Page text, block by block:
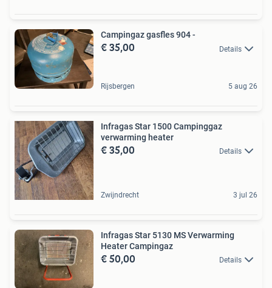
Campingaz gasfles 904 -
€ 35,00 Details
Rijsbergen 5 aug 26
Infragas Star 1500 Campinggaz
verwarming heater
€ 35,00 Details
Zwijndrecht 3 jul 26
Infragas Star 5130 MS Verwarming
Heater Campingaz
€ 50,00 Details